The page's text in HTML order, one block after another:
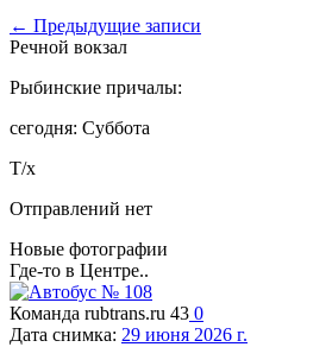
← Предыдущие записи
Речной вокзал
Рыбинские причалы:
сегодня: Суббота
Т/х
Отправлений нет
Новые фотографии
Где-то в Центре..
Команда rubtrans.ru 43 0
Дата снимка: 29 июня 2026 г.